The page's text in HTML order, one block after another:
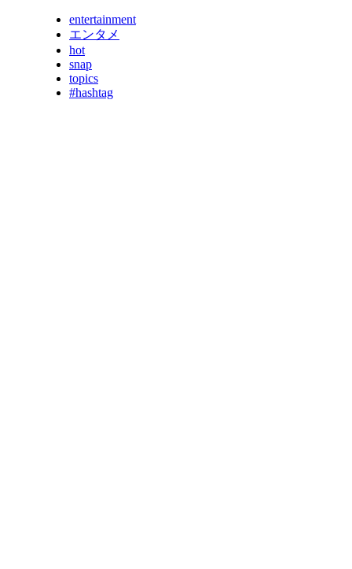
entertainment
エンタメ
hot
snap
topics
#hashtag